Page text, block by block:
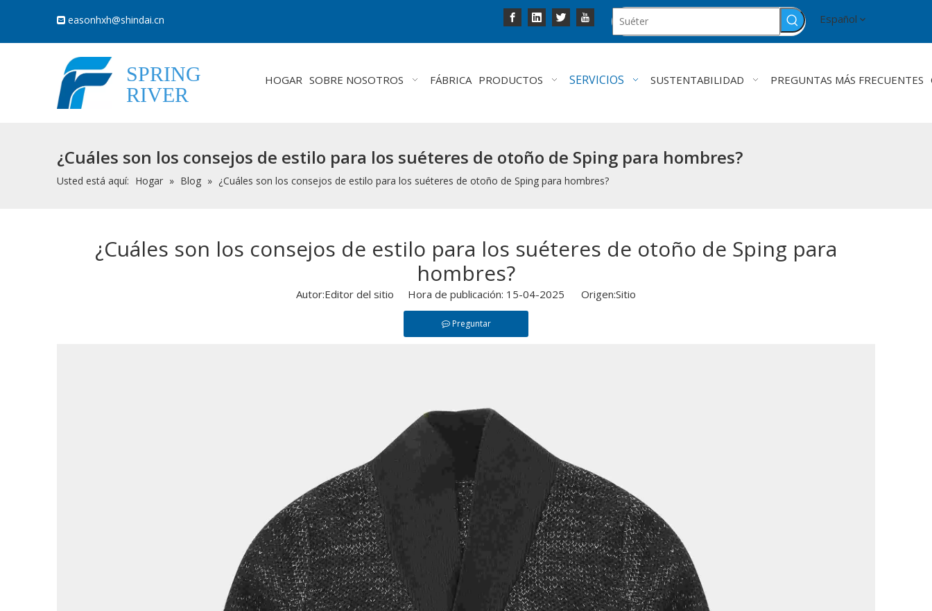
 easonhxh@shindai.cn Español
SPRING
RIVER
HOGAR SOBRE NOSOTROS FÁBRICA PRODUCTOS SERVICIOS SUSTENTABILIDAD PREGUNTAS MÁS FRECUENTES
¿Cuáles son los consejos de estilo para los suéteres de otoño de Sping para hombres?
Usted está aquí: Hogar » Blog » ¿Cuáles son los consejos de estilo para los suéteres de otoño de Sping para hombres?
¿Cuáles son los consejos de estilo para los suéteres de otoño de Sping para
hombres?
Autor:Editor del sitio Hora de publicación: 15-04-2025 Origen:Sitio
Preguntar